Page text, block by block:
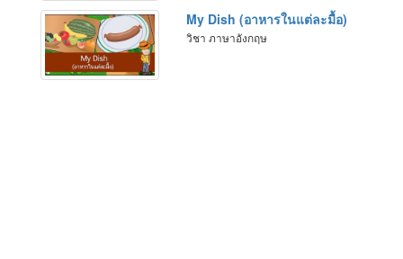
My Dish (อาหารในแต่ละมื้อ)
วิชา ภาษาอังกฤษ